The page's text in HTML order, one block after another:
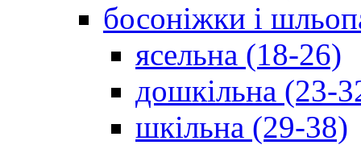
босоніжки і
ясельна (18-26)
дошкільна (23-
шкільна (29-38)